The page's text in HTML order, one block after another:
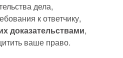
дела,
к ответчику,
доказательствами,
ваше право.